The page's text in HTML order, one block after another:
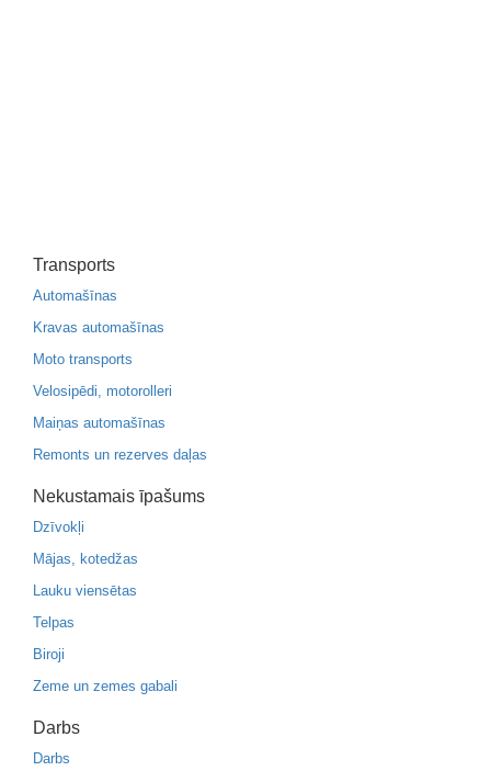
Transports
Automašīnas
Kravas automašīnas
Moto transports
Velosipēdi, motorolleri
Maiņas automašīnas
Remonts un rezerves daļas
Nekustamais īpašums
Dzīvokļi
Mājas, kotedžas
Lauku viensētas
Telpas
Biroji
Zeme un zemes gabali
Darbs
Darbs